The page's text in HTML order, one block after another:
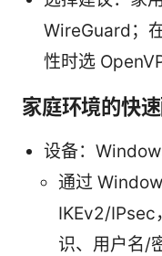
WireGuard；
性时选
家庭环境的快
设备：
通过
IKEv2/IPsec
识、用户名/